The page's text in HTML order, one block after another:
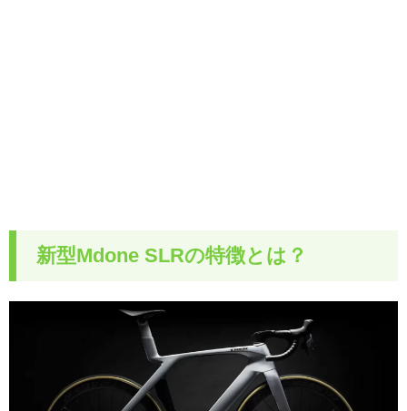
新型Mdone SLRの特徴とは？